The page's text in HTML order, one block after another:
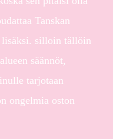
Tanskan
lisäksi. silloin tällöin
säännöt,
tarjotaan
ongelmia oston